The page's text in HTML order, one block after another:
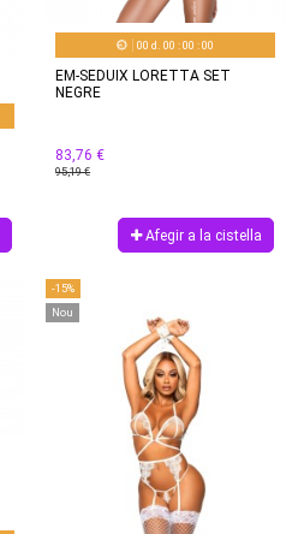
00 d. 00 :00 :00
EM-SEDUIX LORETTA SET
NEGRE
83,76 €
95,19 €
Afegir a la cistella
-15%
Nou